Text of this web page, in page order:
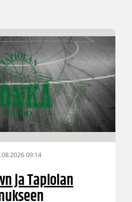
09:14
ja Tapiolan